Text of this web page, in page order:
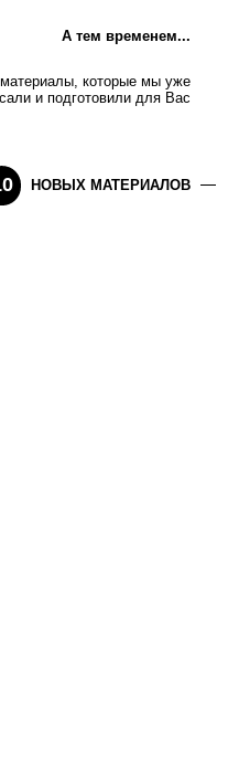
А тем временем...
которые мы уже
и подготовили для Вас
НОВЫХ МАТЕРИАЛОВ